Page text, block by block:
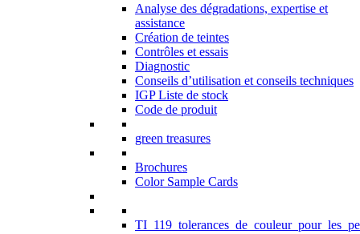
Analyse des dégradations, expertise et
assistance
Création de teintes
Contrôles et essais
Diagnostic
Conseils d’utilisation et conseils techniques
IGP Liste de stock
Code de produit
green treasures
Brochures
Color Sample Cards